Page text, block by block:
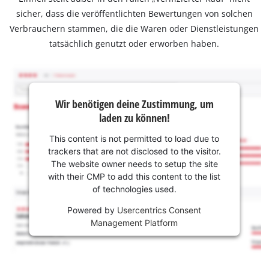
sicher, dass die veröffentlichten Bewertungen von solchen
Verbrauchern stammen, die die Waren oder Dienstleistungen
tatsächlich genutzt oder erworben haben.
Wir benötigen deine Zustimmung, um
laden zu können!
This content is not permitted to load due to
trackers that are not disclosed to the visitor.
The website owner needs to setup the site
with their CMP to add this content to the list
of technologies used.
Powered by Usercentrics Consent
Management Platform